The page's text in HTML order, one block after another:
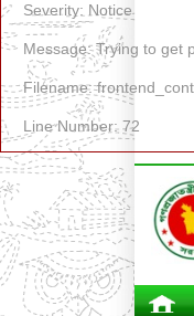
Severity: Notice
Message: Trying to get
Filename:
Line Number: 72